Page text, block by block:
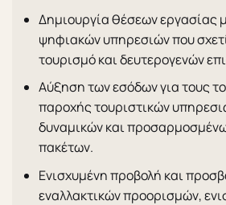
Δημιουργία θέσεων εργασίας
ψηφιακών υπηρεσιών που
τουρισμό και δευτερογενών
Αύξηση των εσόδων για τους
παροχής τουριστικών
δυναμικών και
πακέτων.
Ενισχυμένη προβολή και
εναλλακτικών προορισμών,